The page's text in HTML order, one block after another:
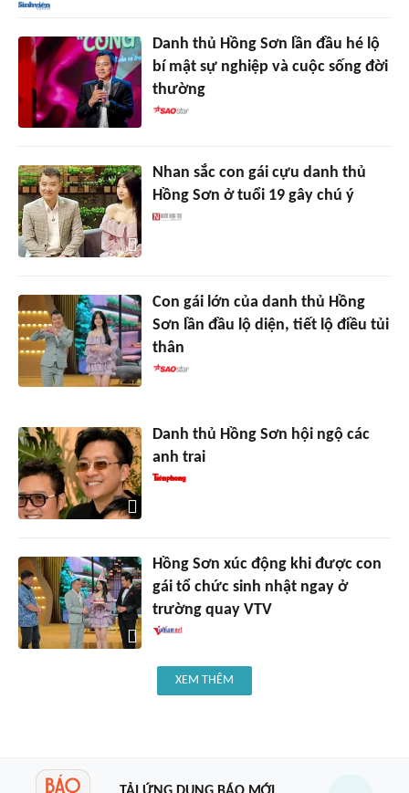
Danh thủ Hồng Sơn lần đầu hé lộ
bí mật sự nghiệp và cuộc sống đời
thường
Nhan sắc con gái cựu danh thủ
Hồng Sơn ở tuổi 19 gây chú ý
Con gái lớn của danh thủ Hồng
Sơn lần đầu lộ diện, tiết lộ điều tủi
thân
Danh thủ Hồng Sơn hội ngộ các
anh trai
Hồng Sơn xúc động khi được con
gái tổ chức sinh nhật ngay ở
trường quay VTV
XEM THÊM